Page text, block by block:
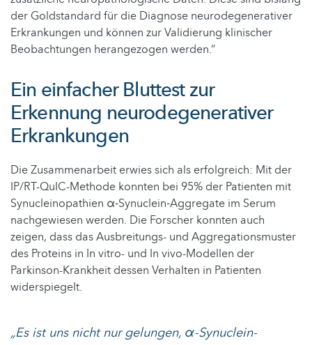
der Goldstandard für die Diagnose neurodegenerativer
Erkrankungen und können zur Validierung klinischer
Beobachtungen herangezogen werden.“
Ein einfacher Bluttest zur
Erkennung neurodegenerativer
Erkrankungen
Die Zusammenarbeit erwies sich als erfolgreich: Mit der
IP/RT-QuIC-Methode konnten bei 95% der Patienten mit
Synucleinopathien α‑Synuclein‑Aggregate im Serum
nachgewiesen werden. Die Forscher konnten auch
zeigen, dass das Ausbreitungs- und Aggregationsmuster
des Proteins in In vitro- und In vivo-Modellen der
Parkinson-Krankheit dessen Verhalten in Patienten
widerspiegelt.
„Es ist uns nicht nur gelungen, α-Synuclein-